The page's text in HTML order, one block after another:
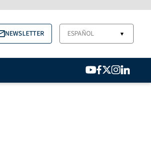
NEWSLETTER ESPAÑOL ▼